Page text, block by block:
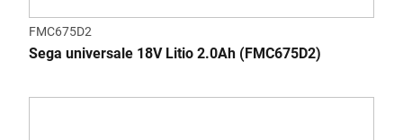
FMC675D2
Sega universale 18V Litio 2.0Ah (FMC675D2)